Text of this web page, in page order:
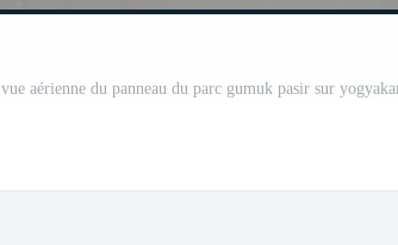
vue aérienne du panneau du parc gumuk pasir sur